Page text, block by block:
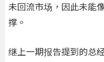
未回流市场，因此未能
撑。
继上一期报告提到的总